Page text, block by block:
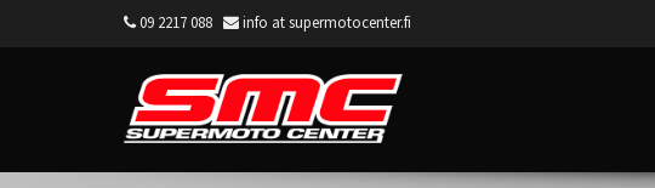
09 2217 088 info at supermotocenter.fi